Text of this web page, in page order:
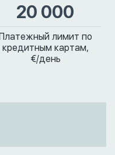
20 000
лимит по
кредитным картам,
€/день